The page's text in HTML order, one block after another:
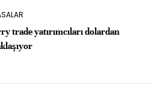
trade yatırımcıları dolardan